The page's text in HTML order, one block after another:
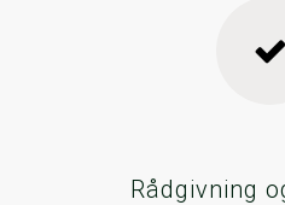
Rådgivning